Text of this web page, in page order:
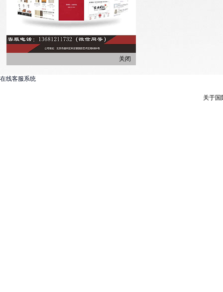
关于国
在线客服系统
关闭